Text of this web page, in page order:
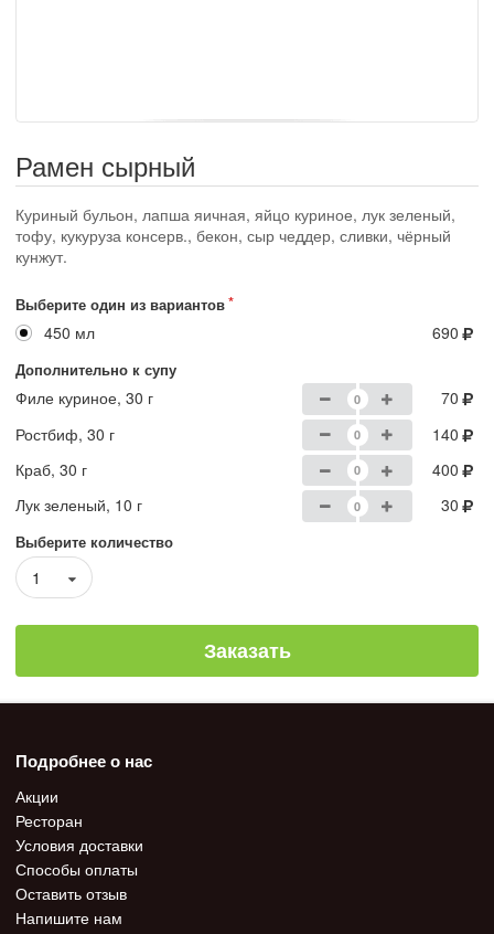
Рамен сырный
Куриный бульон, лапша яичная, яйцо куриное, лук зеленый,
тофу, кукуруза консерв., бекон, сыр чеддер, сливки, чёрный
кунжут.
Выберите один из вариантов
450 мл 690
Дополнительно к супу
Филе куриное, 30 г
70
Ростбиф, 30 г
140
Краб, 30 г
400
Лук зеленый, 10 г
30
Выберите количество
1
Заказать
Подробнее о нас
Акции
Ресторан
Условия доставки
Способы оплаты
Оставить отзыв
Напишите нам